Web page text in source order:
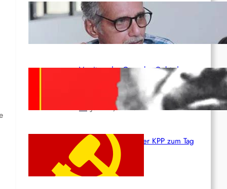
Indien: „Die Politik der
Kapitulation“ von K. Murali (Ajith)
Juli 1, 2026
Vorsitzender Gonzalo: Gebt das
Leben für die Partei und die
Juni 19, 2026
Beschluss des ZK der KPP zum Tag
des Heldentums
Juni 19, 2026